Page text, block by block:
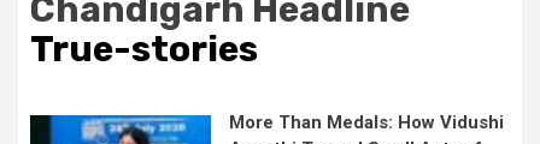
Chandigarh Headline
True-stories
More Than Medals: How Vidushi